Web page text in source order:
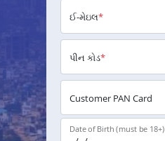
ઈ-મેઇલ*
પીન કોડ*
Customer PAN Card
Date of Birth (must be 18+)